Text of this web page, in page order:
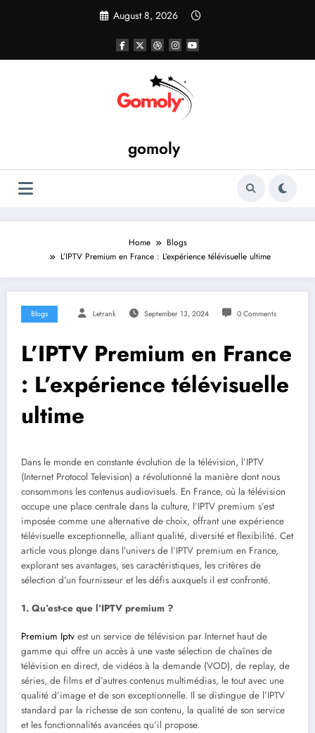
August 8, 2026
gomoly
Home
Blogs
L’IPTV Premium en France : L’expérience télévisuelle ultime
Blogs Letrank September 13, 2024 0 Comments
L’IPTV Premium en France
: L’expérience télévisuelle
ultime
Dans le monde en constante évolution de la télévision, l’IPTV
(Internet Protocol Television) a révolutionné la manière dont nous
consommons les contenus audiovisuels. En France, où la télévision
occupe une place centrale dans la culture, l’IPTV premium s’est
imposée comme une alternative de choix, offrant une expérience
télévisuelle exceptionnelle, alliant qualité, diversité et flexibilité. Cet
article vous plonge dans l’univers de l’IPTV premium en France,
explorant ses avantages, ses caractéristiques, les critères de
sélection d’un fournisseur et les défis auxquels il est confronté.
1. Qu’est-ce que l’IPTV premium ?
Premium Iptv est un service de télévision par Internet haut de
gamme qui offre un accès à une vaste sélection de chaînes de
télévision en direct, de vidéos à la demande (VOD), de replay, de
séries, de films et d’autres contenus multimédias, le tout avec une
qualité d’image et de son exceptionnelle. Il se distingue de l’IPTV
standard par la richesse de son contenu, la qualité de son service
et les fonctionnalités avancées qu’il propose.